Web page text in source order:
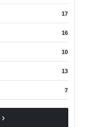
17
16
10
13
7
chevron_right